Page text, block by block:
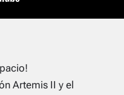
Artemis II y el